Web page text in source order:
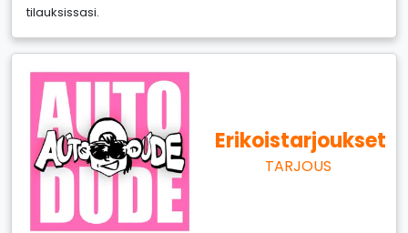
tilauksissasi.
Erikoistarjoukset
TARJOUS